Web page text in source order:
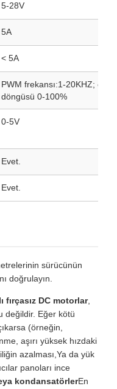
5-28V
5A
< 5A
PWM frekansı:1-20KHZ;
döngüsü 0-100%
0-5V
Evet.
Evet.
sürücünün
doğrulayın.
fırçasız DC motorlar,
değildir. Eğer kötü
(örneğin,
aşırı yüksek hızdaki
azalması,Ya da yük
panoları ince
kondansatörlerEn